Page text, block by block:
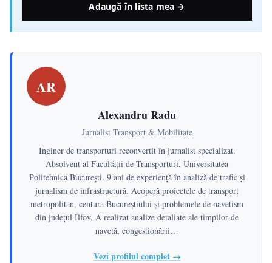
Adaugă în lista mea →
AR
Alexandru Radu
Jurnalist Transport & Mobilitate
Inginer de transporturi reconvertit în jurnalist specializat.
Absolvent al Facultății de Transporturi, Universitatea
Politehnica București. 9 ani de experiență în analiză de trafic și
jurnalism de infrastructură. Acoperă proiectele de transport
metropolitan, centura Bucureștiului și problemele de navetism
din județul Ilfov. A realizat analize detaliate ale timpilor de
navetă, congestionării…
Vezi profilul complet →